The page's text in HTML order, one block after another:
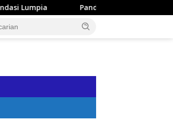
Panduan Wisata Keluarga ke Kota Batu: